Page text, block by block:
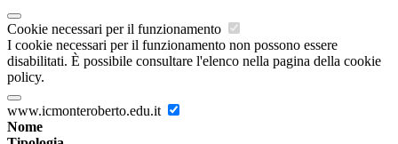
Cookie necessari per il funzionamento
I cookie necessari per il funzionamento non possono essere
disabilitati. È possibile consultare l'elenco nella pagina della cookie
policy.
www.icmonteroberto.edu.it
Nome